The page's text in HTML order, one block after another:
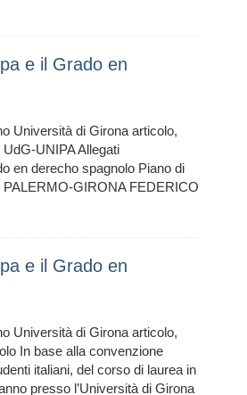
e il Grado en
Università di Girona articolo,
UNIPA Allegati
en derecho spagnolo Piano di
PALERMO-GIRONA FEDERICO
e il Grado en
Università di Girona articolo,
In base alla convenzione
italiani, del corso di laurea in
presso l’Università di Girona